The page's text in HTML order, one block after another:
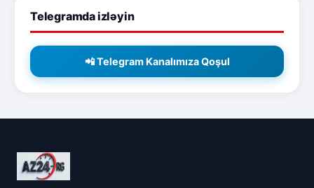
Telegramda izləyin
📲 Telegram Kanalımıza Qoşul